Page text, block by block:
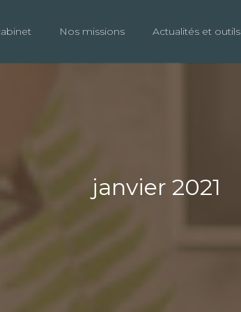
Nos missions Actualités et outils
janvier 2021